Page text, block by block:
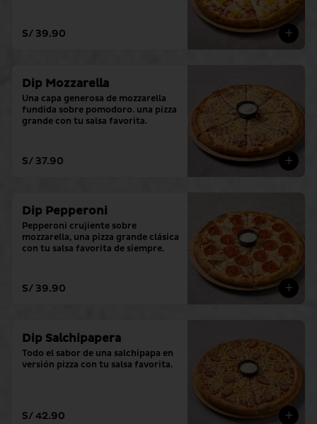
S/ 39.90
Dip Mozzarella
Una capa generosa de mozzarella
fundida sobre pomodoro. una pizza
grande con tu salsa favorita.
S/ 37.90
Dip Pepperoni
Pepperoni crujiente sobre
mozzarella, una pizza grande clásica
con tu salsa favorita de siempre.
S/ 39.90
Dip Salchipapera
Todo el sabor de una salchipapa en
versión pizza con tu salsa favorita.
S/ 42.90